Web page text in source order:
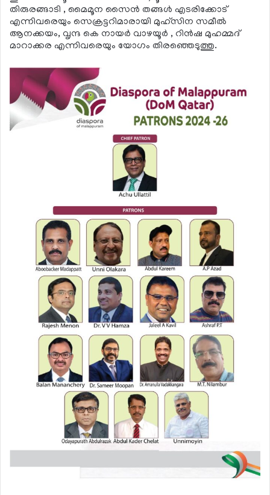
തിരുരങ്ങാടി , മൈമൂന സൈന്‍ തങ്ങള്‍ എടരിക്കോട്
എന്നിവരെയും സെക്രട്ടറിമാരായി മുഹ്‌സിന സമീല്‍
ആനക്കയം, വൃന്ദ കെ നായര്‍ വാഴയൂര്‍ , റിന്‍ഷ മുഹമ്മദ്
മാറാക്കര എന്നിവരെയും യോഗം തിരഞ്ഞെടുത്തു.